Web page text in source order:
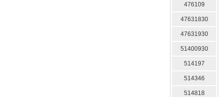
476109
47631830
47631930
51400930
514197
514346
514818